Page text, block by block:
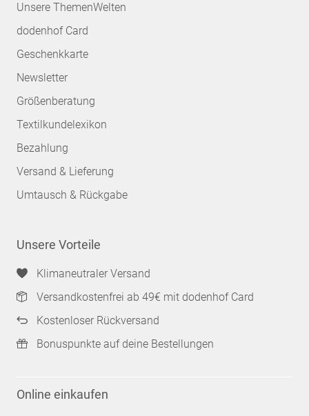
Unsere ThemenWelten
dodenhof Card
Geschenkkarte
Newsletter
Größenberatung
Textilkundelexikon
Bezahlung
Versand & Lieferung
Umtausch & Rückgabe
Unsere Vorteile
Klimaneutraler Versand
Versandkostenfrei ab 49€ mit dodenhof Card
Kostenloser Rückversand
Bonuspunkte auf deine Bestellungen
Online einkaufen